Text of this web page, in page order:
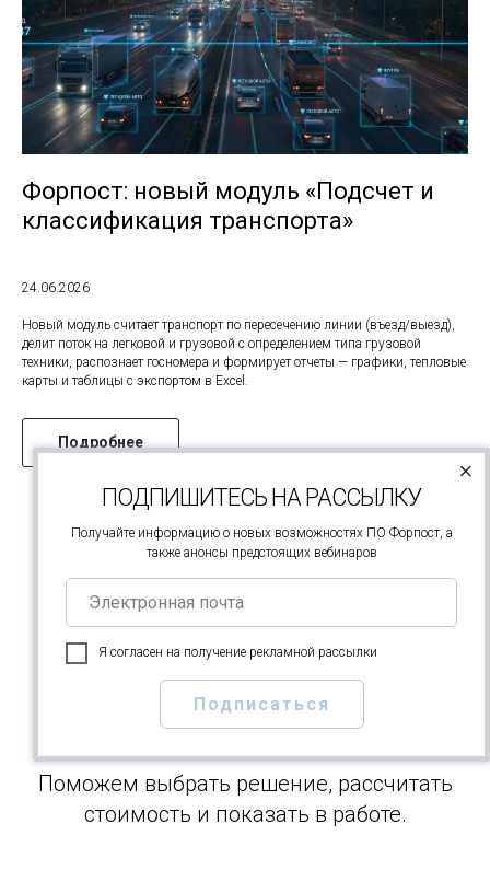
Форпост: новый модуль «Подсчет и
классификация транспорта»
24.06.2026
Новый модуль считает транспорт по пересечению линии (въезд/выезд),
делит поток на легковой и грузовой с определением типа грузовой
техники, распознает госномера и формирует отчеты — графики, тепловые
карты и таблицы с экспортом в Excel.
Подробнее
Больше новостей
Получите консультацию
эксперта Форпост
Поможем выбрать решение, рассчитать
стоимость и показать в работе.
×
ПОДПИШИТЕСЬ НА РАССЫЛКУ
Получайте информацию о новых возможностях ПО Форпост, а
также анонсы предстоящих вебинаров
Я согласен на получение рекламной рассылки
Подписаться